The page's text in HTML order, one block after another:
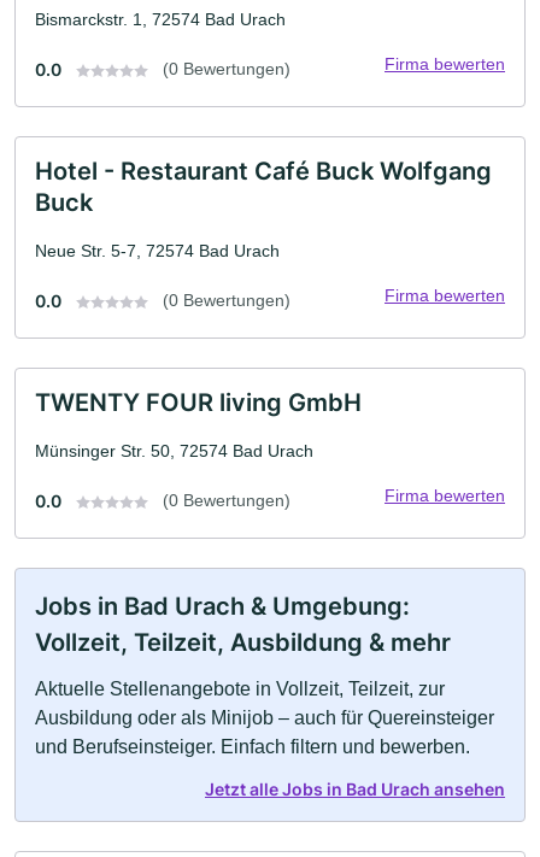
Bismarckstr. 1, 72574 Bad Urach
0.0 (0 Bewertungen) Firma bewerten
Hotel - Restaurant Café Buck Wolfgang
Buck
Neue Str. 5-7, 72574 Bad Urach
0.0 (0 Bewertungen) Firma bewerten
TWENTY FOUR living GmbH
Münsinger Str. 50, 72574 Bad Urach
0.0 (0 Bewertungen) Firma bewerten
Jobs in Bad Urach & Umgebung:
Vollzeit, Teilzeit, Ausbildung & mehr
Aktuelle Stellenangebote in Vollzeit, Teilzeit, zur
Ausbildung oder als Minijob – auch für Quereinsteiger
und Berufseinsteiger. Einfach filtern und bewerben.
Jetzt alle Jobs in Bad Urach ansehen